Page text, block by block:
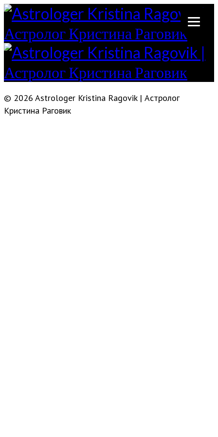
© 2026 Astrologer Kristina Ragovik | Астролог
Кристина Раговик